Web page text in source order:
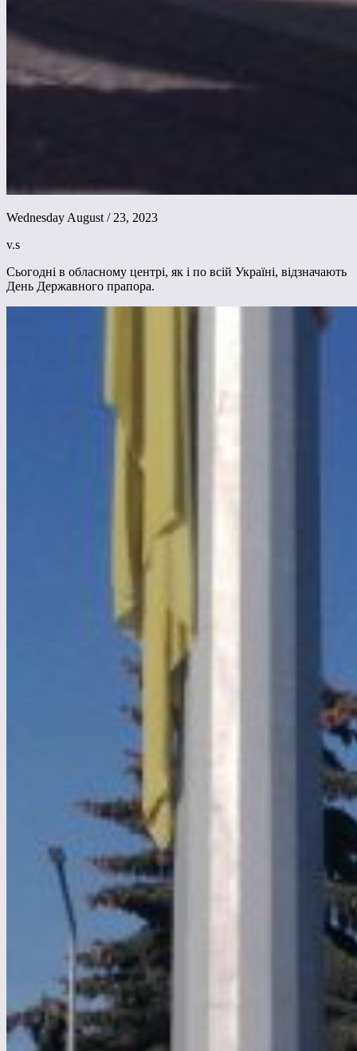
Wednesday August / 23, 2023
v.s
Сьогодні в обласному центрі, як і по всій Україні, відзначають
День Державного прапора.